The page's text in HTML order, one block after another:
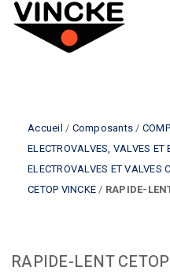
Accueil / Composants /
ELECTROVALVES, VALVES ET
ELECTROVALVES ET VALVES
CETOP VINCKE / RAPIDE-
RAPIDE-LENT